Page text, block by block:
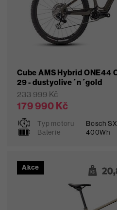
Cube AMS Hybrid ONE44
29 - dustyolive´n´gold
233 999 Kč
179 990 Kč
Typ motoru
Bosch
Baterie
400Wh
M L
Akce